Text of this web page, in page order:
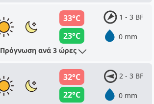
33°C
23°C
1 - 3 BF
0 mm
Πρόγνωση ανά 3 ώρες
32°C
22°C
2 - 3 BF
0 mm